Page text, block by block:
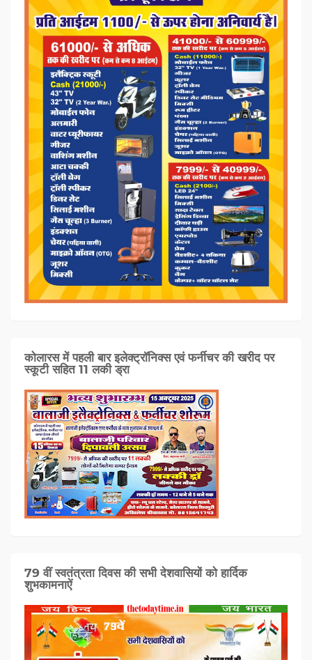
कोलारस में पहली बार इलेक्ट्रॉनिक्स एवं फर्नीचर की खरीद पर
स्कूटी सहित 11 लकी ड्रा
79 वीं स्वतंत्रता दिवस की सभी देशवासियों को हार्दिक
शुभकामनाऐं